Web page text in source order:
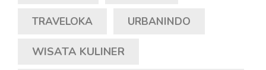
TRAVELOKA URBANINDO
WISATA KULINER